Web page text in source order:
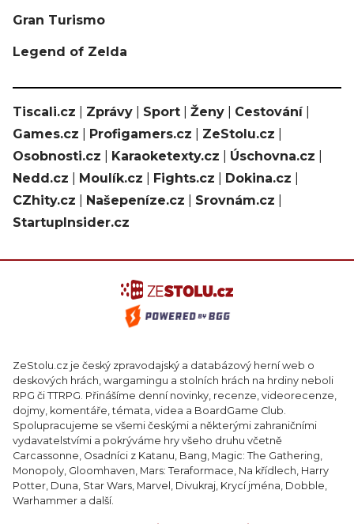
Gran Turismo
Legend of Zelda
Tiscali.cz Zprávy Sport Ženy Cestování|
Games.cz
Profigamers.cz ZeStolu.cz
Osobnosti.cz
Karaoketexty.cz Úschovna.cz
Nedd.cz
Moulík.cz Fights.cz Dokina.cz
CZhity.cz
Našepeníze.cz Srovnám.cz
StartupInsider.cz
ZeStolu.cz je český zpravodajský a databázový herní web o
deskových hrách, wargamingu a stolních hrách na hrdiny neboli
RPG či TTRPG. Přinášíme denní novinky, recenze, videorecenze,
dojmy, komentáře, témata, videa a BoardGame Club.
Spolupracujeme se všemi českými a některými zahraničními
vydavatelstvími a pokrýváme hry všeho druhu včetně
Carcassonne, Osadníci z Katanu, Bang, Magic: The Gathering,
Monopoly, Gloomhaven, Mars: Teraformace, Na křídlech, Harry
Potter, Duna, Star Wars, Marvel, Divukraj, Krycí jména, Dobble,
Warhammer a další.